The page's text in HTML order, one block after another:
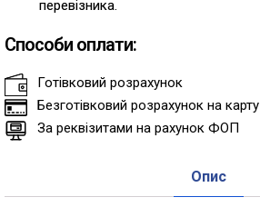
перевізника.
Способи оплати:
Готівковий розрахунок
Безготівковий розрахунок на карту
За реквізитами на рахунок ФОП
Опис